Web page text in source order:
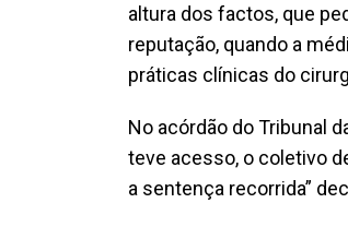
altura dos factos, que
reputação, quando a
práticas clínicas do
No acórdão do Tribunal
teve acesso, o coletivo
a sentença recorrida”